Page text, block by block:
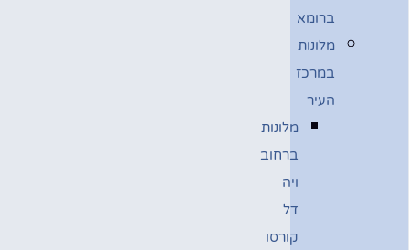
ברומא
מלונות
במרכז
העיר
מלונות
ברחוב
ויה
דל
קורסו